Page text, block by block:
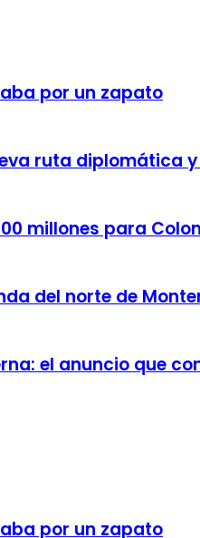
por un zapato
ruta diplomática
millones para
del norte de
el anuncio que
por un zapato